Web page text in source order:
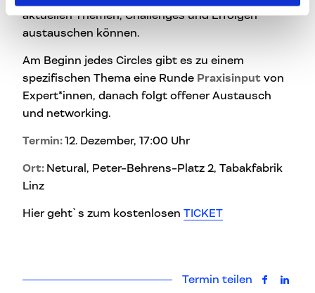
aktuellen Themen, Challenges und Erfolgen
austauschen können.
Am Beginn jedes Circles gibt es zu einem
spezifischen Thema eine Runde Praxisinput von
Expert*innen, danach folgt offener Austausch
und networking.
Termin:12. Dezember, 17:00 Uhr
Ort: Netural, Peter-Behrens-Platz 2, Tabakfabrik
Linz
Hier geht`s zum kostenlosen TICKET
Termin teilen auf auf